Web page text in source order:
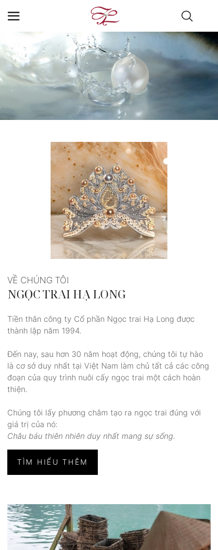
VỀ CHÚNG TÔI
NGỌC TRAI HẠ LONG
Tiền thân công ty Cổ phần Ngọc trai Hạ Long được
thành lập năm 1994.
Đến nay, sau hơn 30 năm hoạt động, chúng tôi tự hào
là cơ sở duy nhất tại Việt Nam làm chủ tất cả các công
đoạn của quy trình nuôi cấy ngọc trai một cách hoàn
thiện.
Chúng tôi lấy phương châm tạo ra ngọc trai đúng với
giá trị của nó:
Châu báu thiên nhiên duy nhất mang sự sống.
TÌM HIỂU THÊM